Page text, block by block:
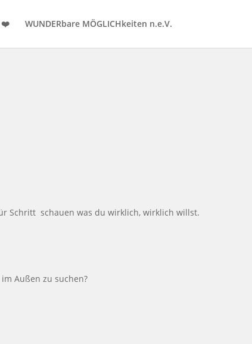
❤️ WUNDERbare MÖGLICHkeiten n.e.V.
Schritt schauen was du wirklich, wirklich willst.
Außen zu suchen?